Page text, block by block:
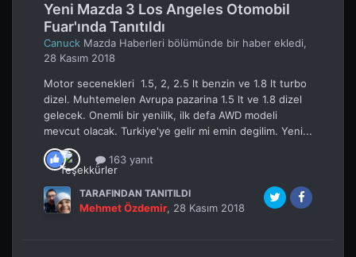
Yeni Mazda 3 Los Angeles Otomobil
Fuar'ında Tanıtıldı
Canuck Mazda Haberleri bölümünde bir haber ekledi,
28 Kasım 2018
Motor secenekleri 1.5, 2, 2.5 lt benzin ve 1.8 lt turbo
dizel. Muhtemelen Avrupa pazarina 1.5 lt ve 1.8 dizel
gelecek. Onemli bir yenilik, ilk defa AWD modeli
mevcut olacak. Turkiye'ye gelir mi emin degilim. Yeni...
163 yanıt
TARAFINDAN TANITILDI
Mehmet Özdemir, 28 Kasım 2018